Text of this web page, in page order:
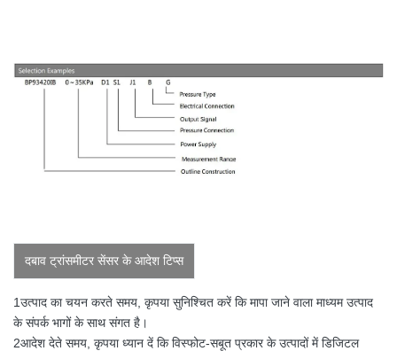
दबाव ट्रांसमीटर सेंसर के आदेश टिप्स
1उत्पाद का चयन करते समय, कृपया सुनिश्चित करें कि मापा जाने वाला माध्यम उत्पाद
के संपर्क भागों के साथ संगत है।
2आदेश देते समय, कृपया ध्यान दें कि विस्फोट-सबूत प्रकार के उत्पादों में डिजिटल